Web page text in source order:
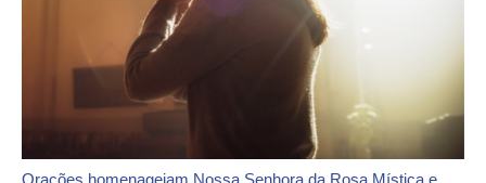
Orações homenageiam Nossa Senhora da Rosa Mística e